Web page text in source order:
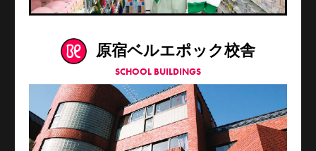
原宿ベルエポック校舎
SCHOOL BUILDINGS